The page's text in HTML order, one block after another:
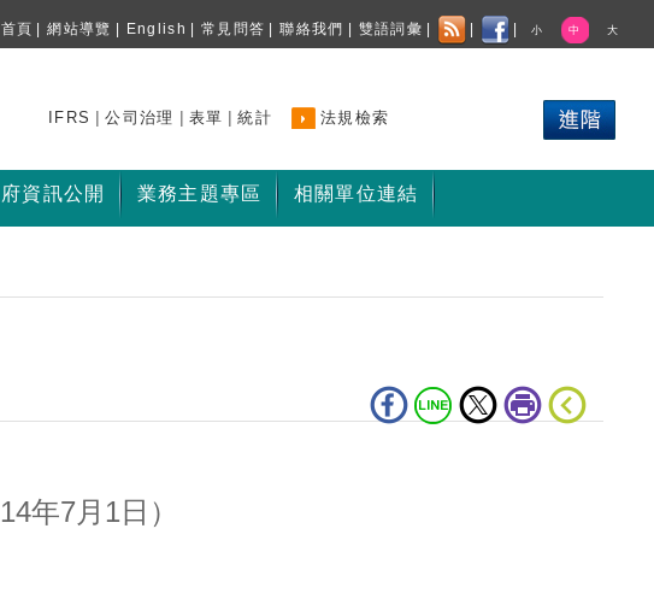
頁 網站導覽 English 常見問答 聯絡我們 雙語詞彙 小 中 大
IFRS |公司治理 | 表單 |統計 法規檢索
資訊公開 業務主題專區 相關單位連結
年7月1日）